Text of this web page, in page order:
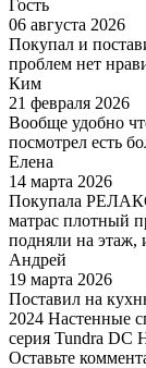
Гость
06 августа 2026
Покупал и
проблем нет
Ким
21 февраля 2026
Вообще удобно
посмотрел есть
Елена
14 марта 2026
Покупала
матрас плотный
подняли на этаж,
Андрей
19 марта 2026
Поставил на
2024 Настенные
серия Tundra DC
Оставьте